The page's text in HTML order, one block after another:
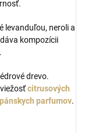
levanduľou, neroli a
kompozícii
drevo.
citrusových
parfumov.